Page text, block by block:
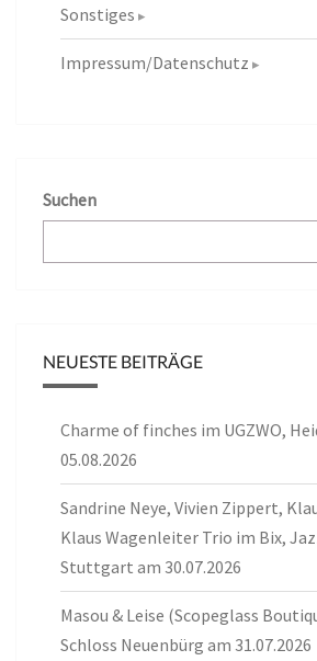
Sonstiges
Impressum/Datenschutz
Suchen
NEUESTE BEITRÄGE
Charme of finches im UGZWO,
05.08.2026
Sandrine Neye, Vivien Zippert,
Klaus Wagenleiter Trio im Bix,
Stuttgart am 30.07.2026
Masou & Leise (Scopeglass
Schloss Neuenbürg am 31.07.2026